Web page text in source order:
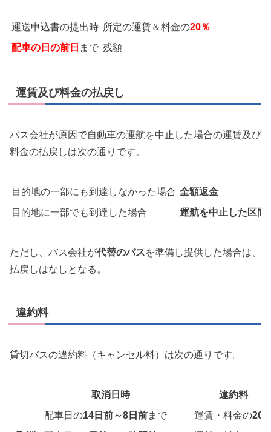
運送申込書の提出時 所定の運賃＆料金の20％
配車の日の前日 まで 残額
運賃及び料金の払戻し
バス会社が原因で自動車の運航を中止した場合の運賃及び
料金の払戻しは次の通りです。
目的地の一部にも到達しなかった場合 全額返金
目的地に一部でも到達した場合
運航を中止した区間
ただし、バス会社が代替のバスを準備し提供した場合は、
払戻しはなしとなる。
違約料
貸切バスの違約料（キャンセル料）は次の通りです。
取消日時 違約料
配車日の14日前～8日前まで 運賃・料金の20